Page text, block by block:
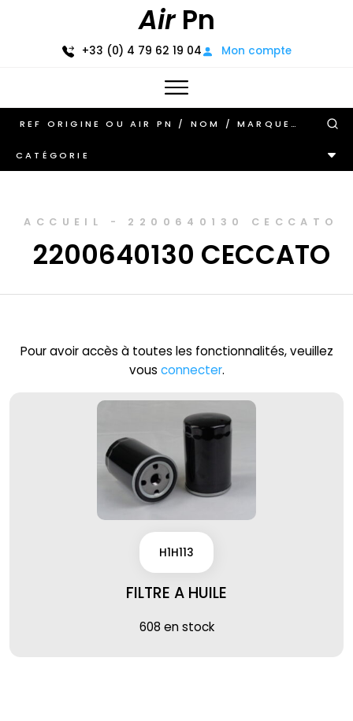
AirPn
+33 (0) 4 79 62 19 04 Mon compte
CATÉGORIE
ACCUEIL - 2200640130 CECCATO
2200640130 CECCATO
Pour avoir accès à toutes les fonctionnalités, veuillez
vous connecter.
H1H113
FILTRE A HUILE
608 en stock